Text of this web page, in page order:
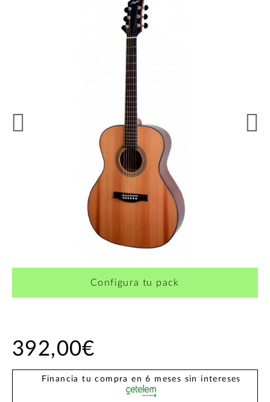
¿Quieres crearte tu propio pack?
Configura tu pack
392,00€
Financia tu compra en 6 meses sin intereses